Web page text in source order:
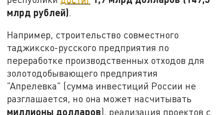
млрд рублей)
Например, строительство совместного
таджикско-русского предприятия по
переработке производственных отходов для
золотодобывающего предприятия
"Апрелевка" (сумма инвестиций России не
разглашается, но она может насчитывать
миллионы долларов), реализация проектов с